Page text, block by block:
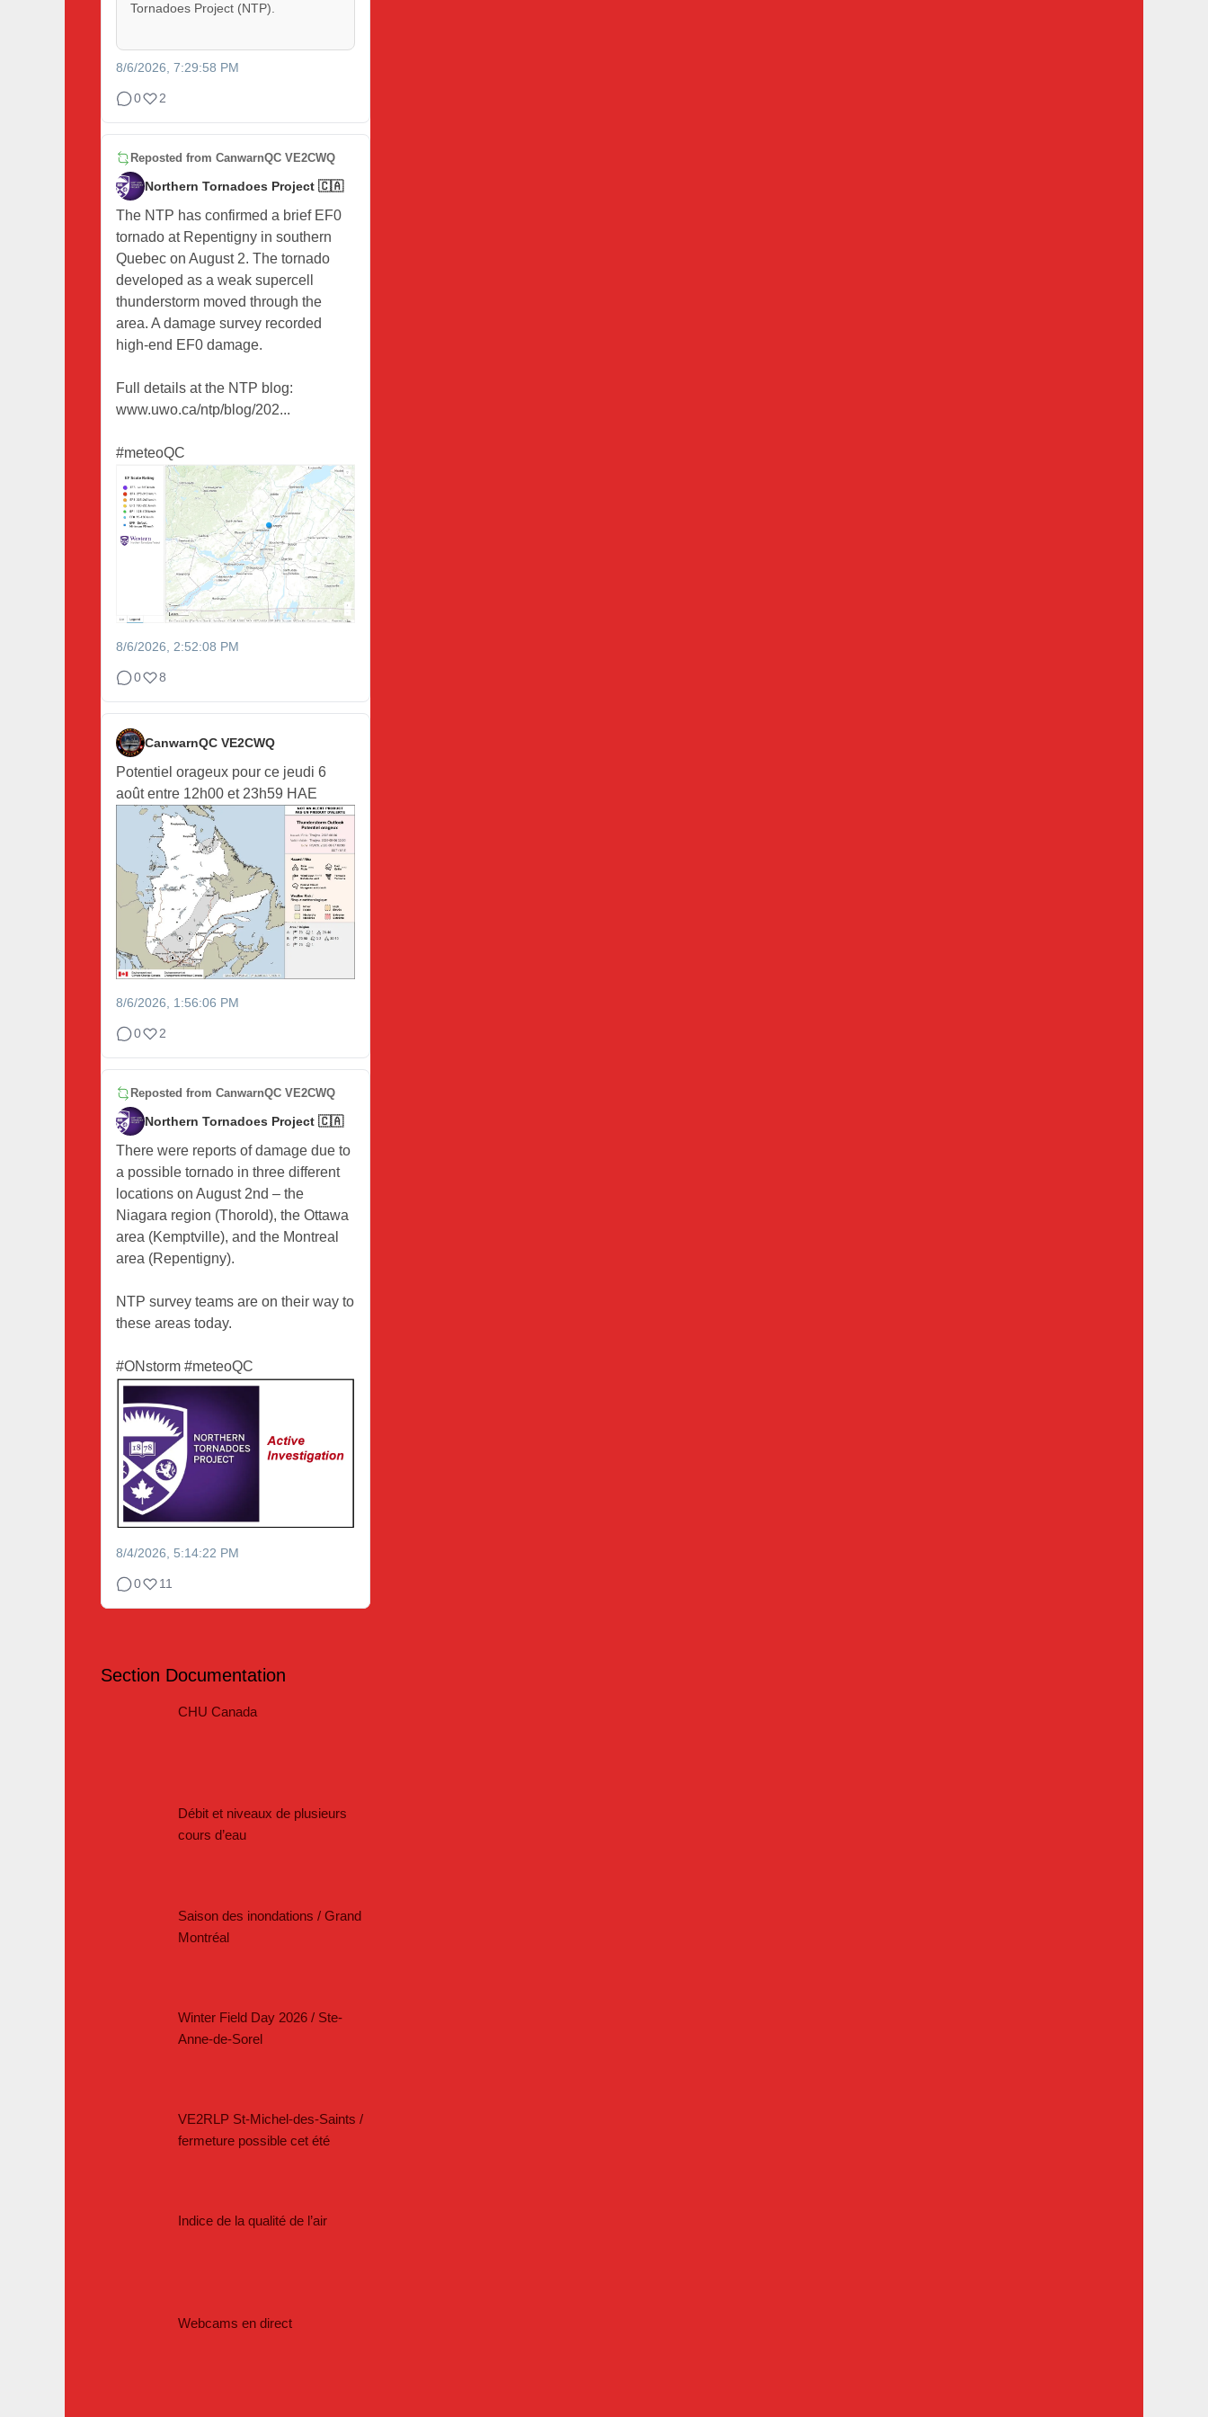
Tornadoes Project (NTP).
8/6/2026, 7:29:58 PM
0 2
Reposted from CanwarnQC VE2CWQ
Northern Tornadoes Project 🇨🇦
The NTP has confirmed a brief EF0
tornado at Repentigny in southern
Quebec on August 2. The tornado
developed as a weak supercell
thunderstorm moved through the
area. A damage survey recorded
high-end EF0 damage.
Full details at the NTP blog:
www.uwo.ca/ntp/blog/202...
#meteoQC
8/6/2026, 2:52:08 PM
0 8
CanwarnQC VE2CWQ
Potentiel orageux pour ce jeudi 6
août entre 12h00 et 23h59 HAE
8/6/2026, 1:56:06 PM
0 2
Reposted from CanwarnQC VE2CWQ
Northern Tornadoes Project 🇨🇦
There were reports of damage due to
a possible tornado in three different
locations on August 2nd – the
Niagara region (Thorold), the Ottawa
area (Kemptville), and the Montreal
area (Repentigny).
NTP survey teams are on their way to
these areas today.
#ONstorm #meteoQC
8/4/2026, 5:14:22 PM
0 11
Section Documentation
CHU Canada
Débit et niveaux de plusieurs
cours d’eau
Saison des inondations / Grand
Montréal
Winter Field Day 2026 / Ste-
Anne-de-Sorel
VE2RLP St-Michel-des-Saints /
fermeture possible cet été
Indice de la qualité de l’air
Webcams en direct